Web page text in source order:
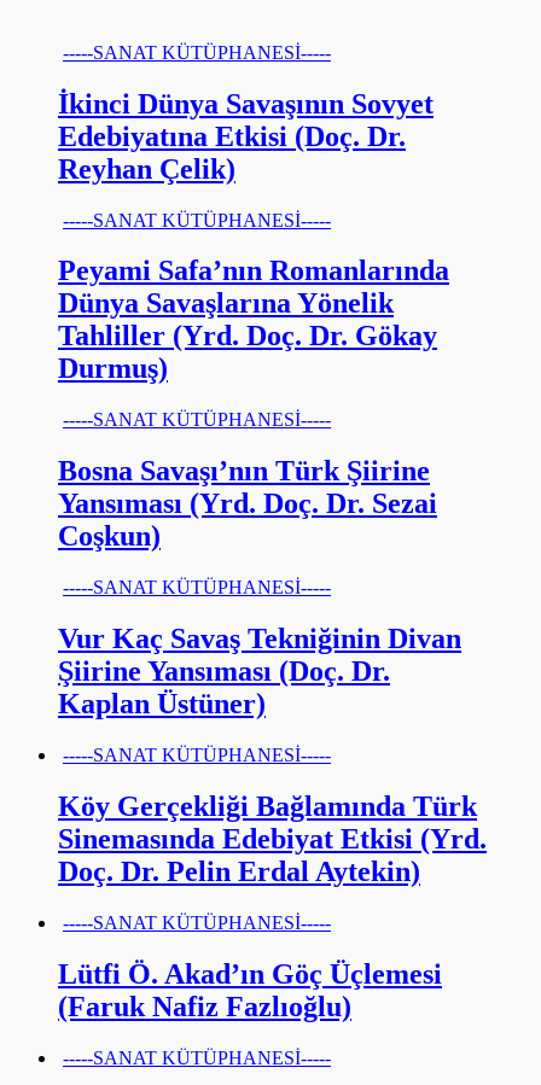
-----SANAT KÜTÜPHANESİ-----
İkinci Dünya Savaşının Sovyet
Edebiyatına Etkisi (Doç. Dr.
Reyhan Çelik)
-----SANAT KÜTÜPHANESİ-----
Peyami Safa’nın Romanlarında
Dünya Savaşlarına Yönelik
Tahliller (Yrd. Doç. Dr. Gökay
Durmuş)
-----SANAT KÜTÜPHANESİ-----
Bosna Savaşı’nın Türk Şiirine
Yansıması (Yrd. Doç. Dr. Sezai
Coşkun)
-----SANAT KÜTÜPHANESİ-----
Vur Kaç Savaş Tekniğinin Divan
Şiirine Yansıması (Doç. Dr.
Kaplan Üstüner)
-----SANAT KÜTÜPHANESİ-----
Köy Gerçekliği Bağlamında Türk
Sinemasında Edebiyat Etkisi (Yrd.
Doç. Dr. Pelin Erdal Aytekin)
-----SANAT KÜTÜPHANESİ-----
Lütfi Ö. Akad’ın Göç Üçlemesi
(Faruk Nafiz Fazlıoğlu)
-----SANAT KÜTÜPHANESİ-----